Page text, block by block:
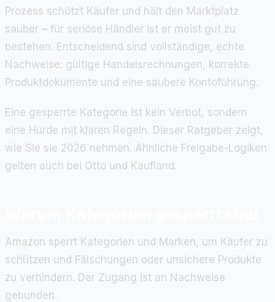
Prozess schützt Käufer und hält den Marktplatz
sauber – für seriöse Händler ist er meist gut zu
bestehen. Entscheidend sind vollständige, echte
Nachweise: gültige Handelsrechnungen, korrekte
Produktdokumente und eine saubere Kontoführung.
Eine gesperrte Kategorie ist kein Verbot, sondern
eine Hürde mit klaren Regeln. Dieser Ratgeber zeigt,
wie Sie sie 2026 nehmen. Ähnliche Freigabe-Logiken
gelten auch bei Otto und Kaufland.
Amazon sperrt Kategorien und Marken, um Käufer zu
schützen und Fälschungen oder unsichere Produkte
zu verhindern. Der Zugang ist an Nachweise
gebunden.